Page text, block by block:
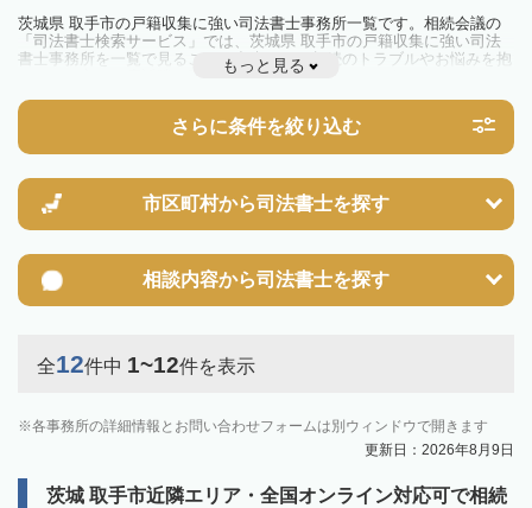
茨城県 取手市の戸籍収集に強い司法書士事務所一覧です。相続会議の
「司法書士検索サービス」では、茨城県 取手市の戸籍収集に強い司法
書士事務所を一覧で見ることが出来ます。相続のトラブルやお悩みを抱
えている方は一度近隣の司法書士に相談してみましょう。
もっと見る
さらに条件を絞り込む
市区町村から司法書士を探す
相談内容から司法書士を探す
全12件中 1~12件を表示
各事務所の詳細情報とお問い合わせフォームは別ウィンドウで開きます
更新日：2026年8月9日
茨城 取手市近隣エリア・全国オンライン対応可で相続